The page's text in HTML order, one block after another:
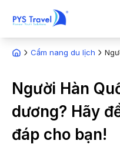
Cẩm nang du lịch
Người Hàn
dương? Hãy
đáp cho bạn!